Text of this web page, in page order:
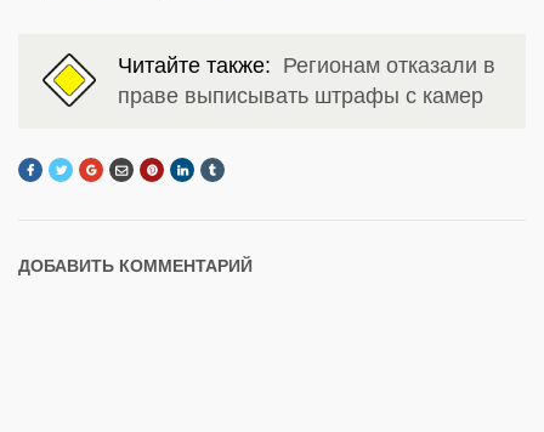
Читайте также: Регионам отказали в
праве выписывать штрафы с камер
ДОБАВИТЬ КОММЕНТАРИЙ